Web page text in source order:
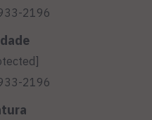
2196
2196